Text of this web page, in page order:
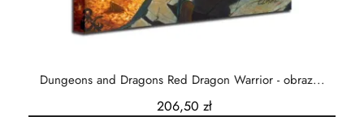
Dungeons and Dragons Red Dragon Warrior - obraz...
206,50 zł